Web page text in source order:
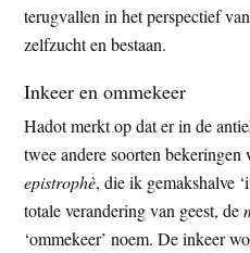
terugvallen in het perspectief
zelfzucht en bestaan.
Inkeer en ommekeer
Hadot merkt op dat er in de
twee andere soorten bekeringen
epistrophè, die ik gemakshalve
totale verandering van geest, de
‘ommekeer’ noem. De inkeer